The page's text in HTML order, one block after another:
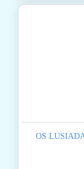
OS